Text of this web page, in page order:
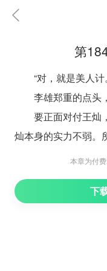
第
“对，就是美人计
李雄郑重的点头
要正面对付王灿
灿本身的实力不弱。
择美人计是最好的办
点的情况下，采取
本章为付
下